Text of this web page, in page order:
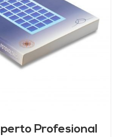
Profesional